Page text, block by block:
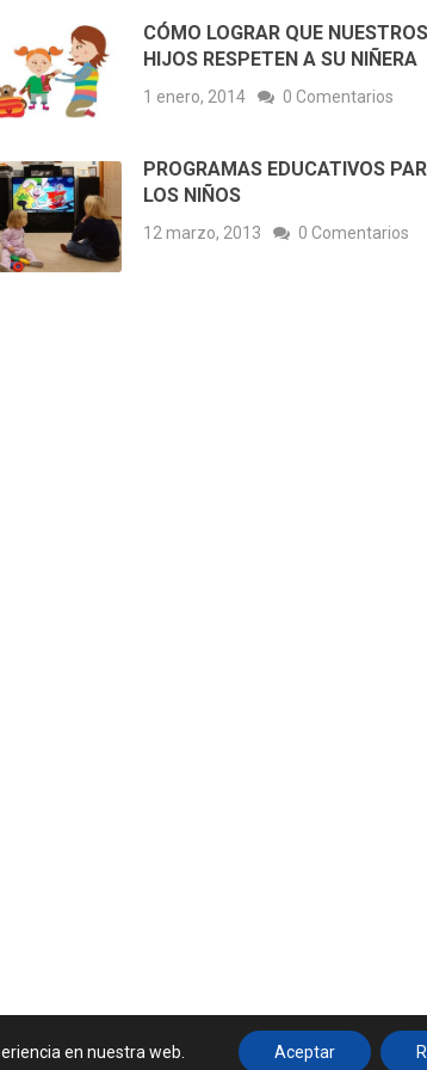
CÓMO LOGRAR QUE
HIJOS RESPETEN A SU NIÑERA
1 enero, 2014 0 Comentarios
PROGRAMAS EDUCATIVOS
LOS NIÑOS
12 marzo, 2013 0 Comentarios
Contactar
en nuestra web. Aceptar